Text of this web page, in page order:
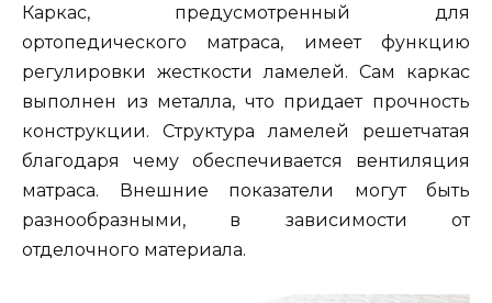
Каркас, предусмотренный для
ортопедического матраса, имеет функцию
регулировки жесткости ламелей. Сам каркас
выполнен из металла, что придает прочность
конструкции. Структура ламелей решетчатая
благодаря чему обеспечивается вентиляция
матраса. Внешние показатели могут быть
разнообразными, в зависимости от
отделочного материала.